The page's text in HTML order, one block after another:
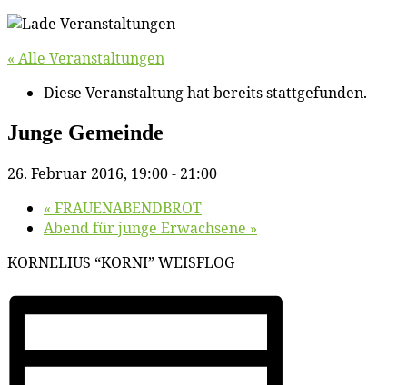
« Alle Veranstaltungen
Diese Veranstaltung hat bereits stattgefunden.
Jun­ge Gemeinde
26. Februar 2016, 19:00- 21:00
« FRAUENABENDBROT
Abend für jun­ge Erwachsene »
KORNELIUS “KORNI” WEISFLOG